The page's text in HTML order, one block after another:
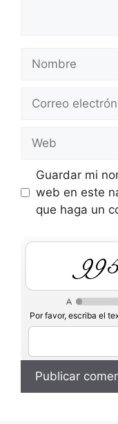
Nombre
Correo
Web
Guardar mi
web en este
que haga un
Por favor, escriba el